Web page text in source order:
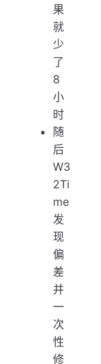
果
就
少
了
8
小
时
随
后
W3
2Ti
me
发
现
偏
差
并
一
次
性
修